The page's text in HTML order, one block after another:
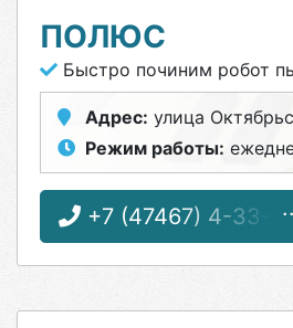
ПОЛЮС
Быстро починим робот
Адрес: улица
Режим работы:
+7 (47467) 4-33-17